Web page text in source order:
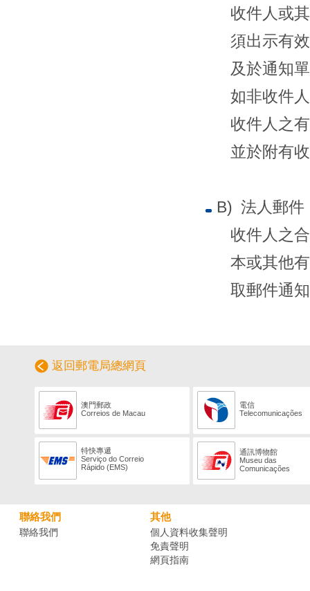
收件人或
須出示有
及於通知
如非收件
收件人之
並於附有
B) 法人郵件
收件人之
本或其他
取郵件通
返回郵電局總網頁
澳門郵政
Correios de Macau
電信
Telecomunicações
特快專遞
Serviço do Correio
Rápido (EMS)
通訊博物館
Museu das
Comunicações
聯絡我們
聯絡我們
其他
個人資料收集聲明
免責聲明
網頁指南